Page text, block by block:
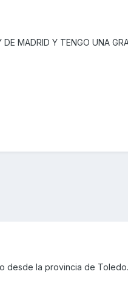
MADRID Y TENGO UNA
desde la provincia de Toledo.